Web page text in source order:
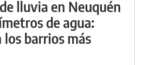
lluvia en Neuquén
de agua:
los barrios más